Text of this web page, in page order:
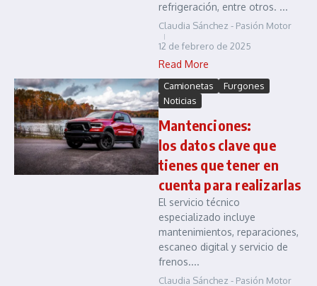
refrigeración, entre otros. ...
Claudia Sánchez - Pasión Motor
12 de febrero de 2025
Read More
Camionetas
Furgones
Noticias
Mantenciones:
los datos clave que
tienes que tener en
cuenta para realizarlas
El servicio técnico
especializado incluye
mantenimientos, reparaciones,
escaneo digital y servicio de
frenos....
Claudia Sánchez - Pasión Motor